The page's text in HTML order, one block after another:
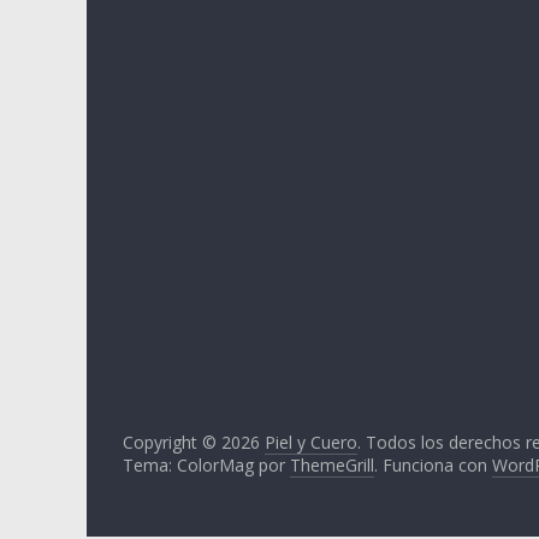
o
e
Copyright © 2026 Piel y Cuero. Todos los derechos
Tema: ColorMag por ThemeGrill. Funciona con